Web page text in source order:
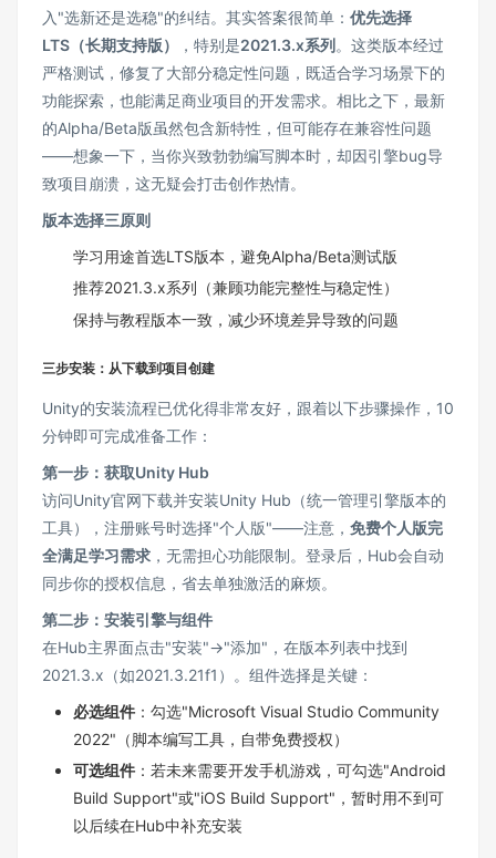
入"选新还是选稳"的纠结。其实答案很简单： 优先选择
LTS（长期支持版）
，特别是2021.3.x系列。这类版本经过
严格测试，修复了大部分稳定性问题，既适合学习场景下的
功能探索，也能满足商业项目的开发需求。相比之下，最新
的Alpha/Beta版虽然包含新特性，但可能存在兼容性问题
——想象一下，当你兴致勃勃编写脚本时，却因引擎bug导
致项目崩溃，这无疑会打击创作热情。
版本选择三原则
学习用途首选LTS版本，避免Alpha/Beta测试版
推荐2021.3.x系列（兼顾功能完整性与稳定性）
保持与教程版本一致，减少环境差异导致的问题
三步安装：从下载到项目创建
Unity的安装流程已优化得非常友好，跟着以下步骤操作，10
分钟即可完成准备工作：
第一步：获取Unity Hub
访问Unity官网下载并安装Unity Hub（统一管理引擎版本的
工具），注册账号时选择"个人版"——注意， 免费个人版完
全满足学习需求 ，无需担心功能限制。登录后，Hub会自动
同步你的授权信息，省去单独激活的麻烦。
第二步：安装引擎与组件
在Hub主界面点击"安装"→"添加"，在版本列表中找到
2021.3.x（如2021.3.21f1）。组件选择是关键：
必选组件 ：勾选"Microsoft Visual Studio Community
2022"（脚本编写工具，自带免费授权）
可选组件 ：若未来需要开发手机游戏，可勾选"Android
Build Support"或"iOS Build Support"，暂时用不到可
以后续在Hub中补充安装